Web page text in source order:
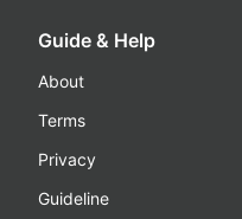
Guide & Help
About
Terms
Privacy
Guideline